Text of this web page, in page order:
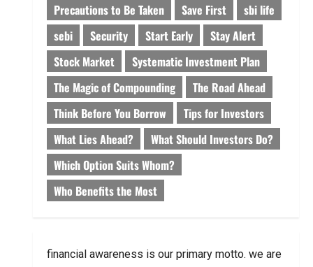
Precautions to Be Taken
Save First
sbi life
sebi
Security Start Early
Stay Alert
Stock Market
Systematic Investment Plan
The Magic of Compounding
The Road Ahead
Think Before You Borrow
Tips for Investors
What Lies Ahead?
What Should Investors Do?
Which Option Suits Whom?
Who Benefits the Most
financial awareness is our primary motto. we are